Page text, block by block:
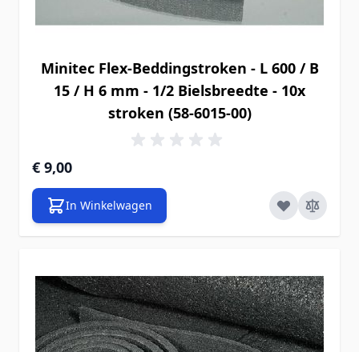
Minitec Flex-Beddingstroken - L 600 / B
15 / H 6 mm - 1/2 Bielsbreedte - 10x
stroken (58-6015-00)
€ 9,00
In Winkelwagen